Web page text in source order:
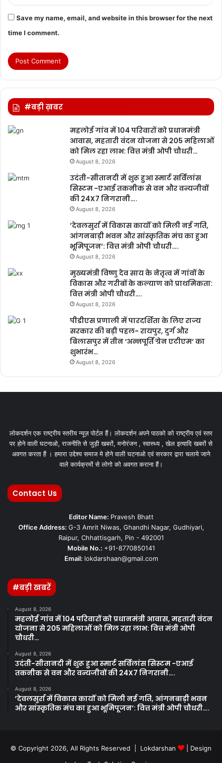
Save my name, email, and website in this browser for the next
time I comment.
#बड़ी ख़बर
महलोई गांव में 104 परिवारों को प्रधानमंत्री
आवास, महतारी वंदन योजना से 205 महिलाओं
को मिल रहा लाभ: वित्त मंत्री ओपी चौधरी…
August 8, 2026
उदंती-सीतानदी में शुरू हुआ स्मार्ट सर्विलांस
सिस्टम -एआई तकनीक से वन और वन्यजीवों
की 24X7 निगरानी….
August 8, 2026
’देवलसुर्रा में विकास कार्यों को मिली नई गति,
आंगनबाड़ी भवन और सांस्कृतिक मंच का हुआ
भूमिपूजन’: वित्त मंत्री ओपी चौधरी….
August 8, 2026
मुख्यमंत्री विष्णु देव साय के नेतृत्व में गांवों के
विकास और गरीबों के कल्याण को प्राथमिकता:
वित्त मंत्री ओपी चौधरी….
August 8, 2026
पीडीएस प्रणाली में पारदर्शिता के लिए राज्य
सरकार की बड़ी पहल- रायपुर, दुर्ग और
बिलासपुर में तीन ‘अन्नपूर्ति ग्रेन एटीएम‘ का
शुभारंभ…
August 8, 2026
लोकदर्शन एक राष्ट्रीय स्तरीय न्यूज़ पोर्टल हैं। लोकदर्शन अपने पाठको को राष्ट्रीय एवं स्तर
पर होने वाली घटनाओ, राजनीति से जुड़ी खबरों, मनोरंजन , स्वास्थ्य , खेल इत्यादि खबरों से
अवगत करता हैं । हमारा उद्देश्य समाज मे होने वाली घटनाओ एवं सरकार द्वारा चलाये जाने
वाले कार्यक्रमों से लोगो को अवगत कराना हैं।
Contact Us
Editor Name: Pravesh Bhatt
Office Address: G-3 Amrit Niwas, Ghandhi Nagar, Gudhiyari,
Raipur, Chhattisgarh, Pin - 492001
Mobile No.: +91-8770850141
Email: lokdarshaan@gmail.com
#बड़ी खबरें
August 8, 2026
महलोई गांव में 104 परिवारों को प्रधानमंत्री आवास, महतारी वंदन
योजना से 205 महिलाओं को मिल रहा लाभ: वित्त मंत्री ओपी
चौधरी…
August 8, 2026
उदंती-सीतानदी में शुरू हुआ स्मार्ट सर्विलांस सिस्टम -एआई
तकनीक से वन और वन्यजीवों की 24X7 निगरानी….
August 8, 2026
’देवलसुर्रा में विकास कार्यों को मिली नई गति, आंगनबाड़ी भवन
और सांस्कृतिक मंच का हुआ भूमिपूजन’: वित्त मंत्री ओपी चौधरी….
© Copyright 2026, All Rights Reserved | Lokdarshan
| Design